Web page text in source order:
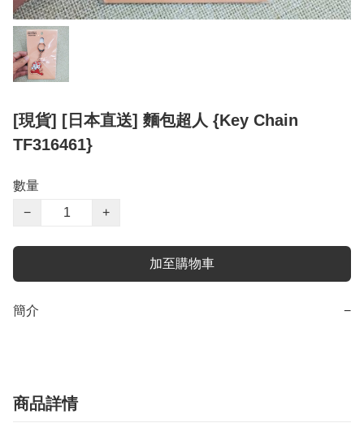
[現貨] [日本直送] 麵包超人 {Key Chain
TF316461}
數量
−
+
加至購物車
簡介 −
商品詳情